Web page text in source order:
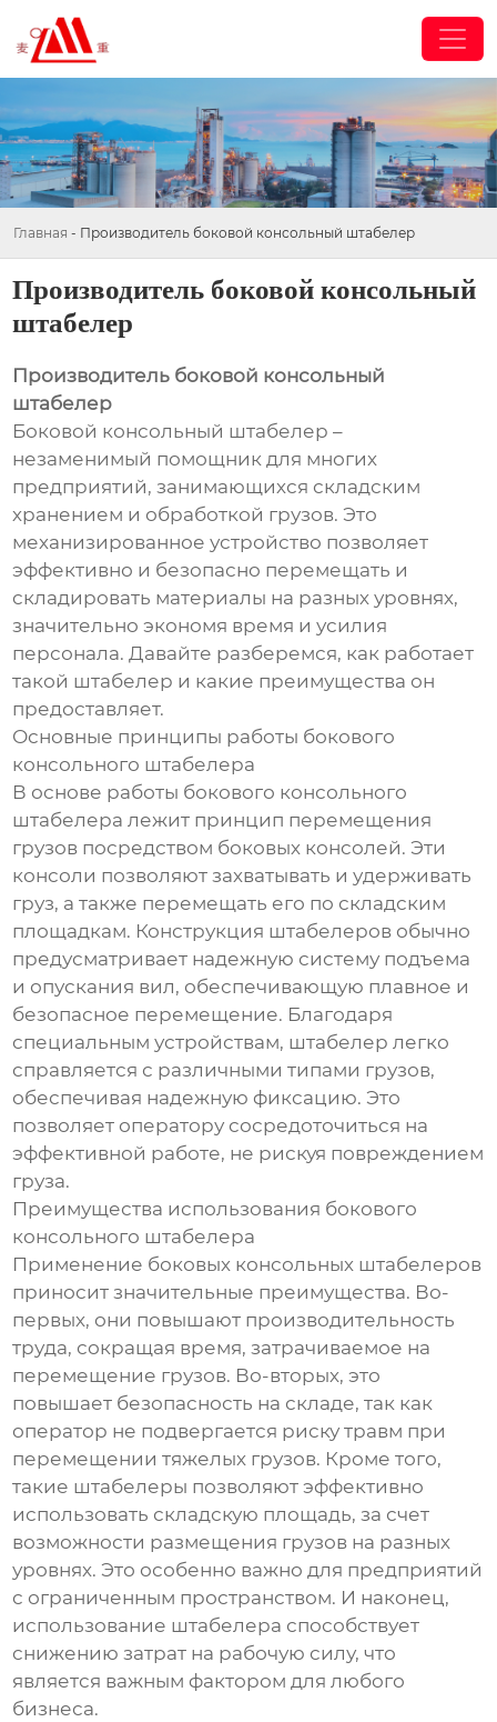
Главная - Производитель боковой консольный штабелер
Производитель боковой консольный
штабелер
Производитель боковой консольный
штабелер
Боковой консольный штабелер –
незаменимый помощник для многих
предприятий, занимающихся складским
хранением и обработкой грузов. Это
механизированное устройство позволяет
эффективно и безопасно перемещать и
складировать материалы на разных уровнях,
значительно экономя время и усилия
персонала. Давайте разберемся, как работает
такой штабелер и какие преимущества он
предоставляет.
Основные принципы работы бокового
консольного штабелера
В основе работы бокового консольного
штабелера лежит принцип перемещения
грузов посредством боковых консолей. Эти
консоли позволяют захватывать и удерживать
груз, а также перемещать его по складским
площадкам. Конструкция штабелеров обычно
предусматривает надежную систему подъема
и опускания вил, обеспечивающую плавное и
безопасное перемещение. Благодаря
специальным устройствам, штабелер легко
справляется с различными типами грузов,
обеспечивая надежную фиксацию. Это
позволяет оператору сосредоточиться на
эффективной работе, не рискуя повреждением
груза.
Преимущества использования бокового
консольного штабелера
Применение боковых консольных штабелеров
приносит значительные преимущества. Во-
первых, они повышают производительность
труда, сокращая время, затрачиваемое на
перемещение грузов. Во-вторых, это
повышает безопасность на складе, так как
оператор не подвергается риску травм при
перемещении тяжелых грузов. Кроме того,
такие штабелеры позволяют эффективно
использовать складскую площадь, за счет
возможности размещения грузов на разных
уровнях. Это особенно важно для предприятий
с ограниченным пространством. И наконец,
использование штабелера способствует
снижению затрат на рабочую силу, что
является важным фактором для любого
бизнеса.